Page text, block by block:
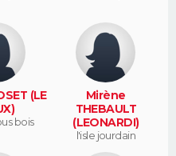
(LE
bois
Mirène
THEBAULT
(LEONARDI)
l'isle jourdain